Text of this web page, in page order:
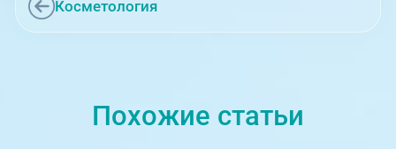
Косметология
Похожие статьи